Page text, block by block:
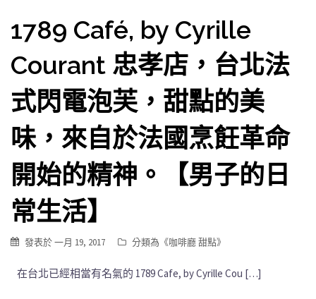
1789 Café, by Cyrille
Courant 忠孝店，台北法
式閃電泡芙，甜點的美
味，來自於法國烹飪革命
開始的精神。【男子的日
常生活】
發表於一月 19, 2017 分類為《咖啡廳 甜點》
在台北已經相當有名氣的 1789 Cafe, by Cyrille Cou […]